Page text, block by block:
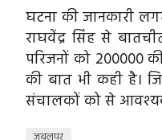
घटना की जानकारी
राघवेंद्र सिंह से
परिजनों को ₹200000
की बात भी कही है।
संचालकों को से